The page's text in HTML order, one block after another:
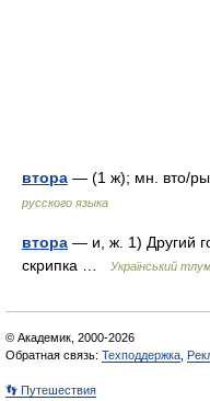
втора — (1 ж); мн. вто/
русского языка
втора — и, ж. 1) Другий
скрипка …
Український
© Академик, 2000-2026
Обратная связь: Техподдержка
👣 Путешествия